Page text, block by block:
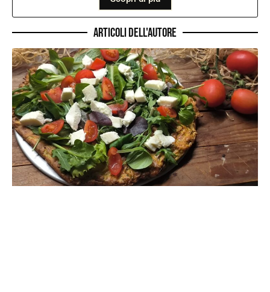
Articoli dell'autore